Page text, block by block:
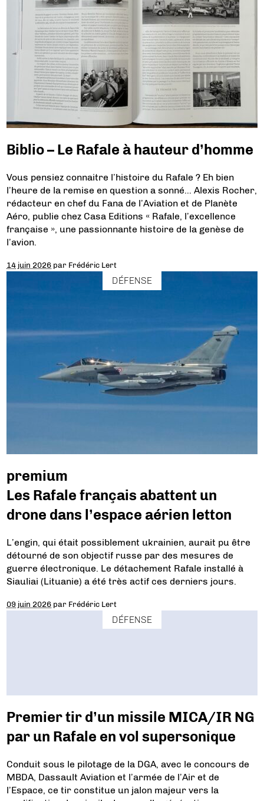
Biblio – Le Rafale à hauteur d’homme
Vous pensiez connaitre l’histoire du Rafale ? Eh bien
l’heure de la remise en question a sonné… Alexis Rocher,
rédacteur en chef du Fana de l’Aviation et de Planète
Aéro, publie chez Casa Editions « Rafale, l’excellence
française », une passionnante histoire de la genèse de
l’avion.
14 juin 2026 par Frédéric Lert
DÉFENSE
premium
Les Rafale français abattent un
drone dans l’espace aérien letton
L’engin, qui était possiblement ukrainien, aurait pu être
détourné de son objectif russe par des mesures de
guerre électronique. Le détachement Rafale installé à
Siauliai (Lituanie) a été très actif ces derniers jours.
09 juin 2026 par Frédéric Lert
DÉFENSE
Premier tir d’un missile MICA/IR NG
par un Rafale en vol supersonique
Conduit sous le pilotage de la DGA, avec le concours de
MBDA, Dassault Aviation et l’armée de l’Air et de
l’Espace, ce tir constitue un jalon majeur vers la